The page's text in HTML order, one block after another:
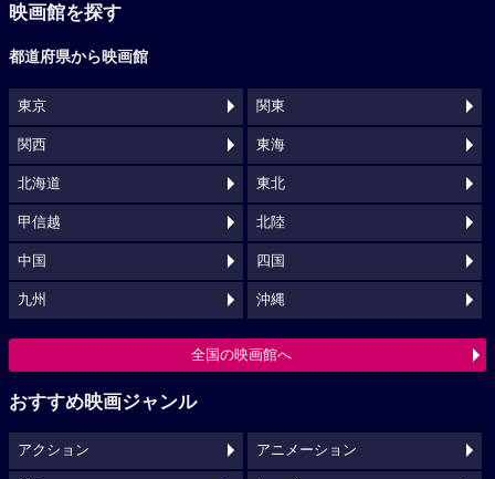
映画館を探す
都道府県から映画館
東京 関東
関西 東海
北海道 東北
甲信越 北陸
中国 四国
九州 沖縄
全国の映画館へ
おすすめ映画ジャンル
アクション アニメーション